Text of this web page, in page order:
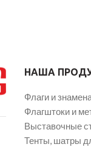
НАША
Флаги и
Флагштоки и
Выставочные
Тенты, шатры